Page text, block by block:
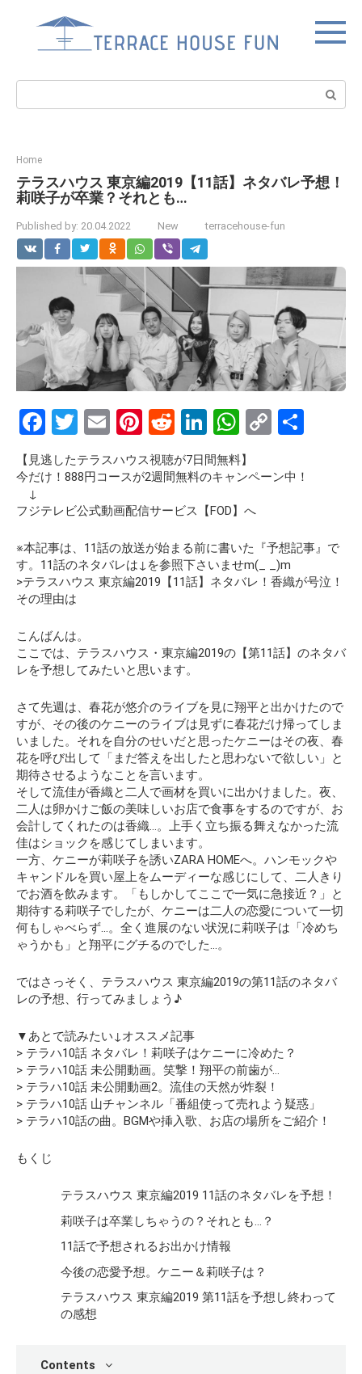
Search:
Home
テラスハウス 東京編2019【11話】ネタバレ予想！
莉咲子が卒業？それとも…
Published by: 20.04.2022 New terracehouse-fun
F
a
ce
b
o
o
k
T
wi
tt
er
E
m
ail
Pi
nt
er
es
t
R
e
d
di
t
Li
n
ke
dI
n
W
h
at
p
p
C
py
k
【見逃したテラスハウス視聴が7日間無料】
今だけ！888円コースが2週間無料のキャンペーン中！
↓
フジテレビ公式動画配信サービス【FOD】へ
※本記事は、11話の放送が始まる前に書いた『予想記事』で
す。11話のネタバレは↓を参照下さいませm(_ _)m
>テラスハウス 東京編2019【11話】ネタバレ！香織が号泣！
その理由は
こんばんは。
ここでは、テラスハウス・東京編2019の 【第11話】 のネタバ
レを予想 してみたいと思います。
さて先週は、春花が悠介のライブを見に翔平と出かけたので
すが、その後のケニーのライブは見ずに春花だけ帰ってしま
いました。それを自分のせいだと思ったケニーはその夜、春
花を呼び出して
「まだ答えを出したと思わないで欲しい」
と
期待させるようなことを言います。
そして流佳が香織と二人で画材を買いに出かけました。夜、
二人は卵かけご飯の美味しいお店で食事をするのですが、お
会計してくれたのは香織…。上手く立ち振る舞えなかった流
佳はショックを感じてしまいます。
一方、ケニーが莉咲子を誘いZARA HOMEへ。ハンモックや
キャンドルを買い屋上をムーディーな感じにして、二人きり
でお酒を飲みます。
「もしかしてここで一気に急接近？」
と
期待する莉咲子でしたが、ケニーは二人の恋愛について一切
何もしゃべらず…。全く進展のない状況に莉咲子は「冷めち
ゃうかも」と翔平にグチるのでした…。
ではさっそく、テラスハウス 東京編2019の第11話のネタバ
レの予想 、行ってみましょう♪
▼あとで読みたい↓オススメ記事
> テラハ10話 ネタバレ！莉咲子はケニーに冷めた？
> テラハ10話 未公開動画。笑撃！翔平の前歯が…
> テラハ10話 未公開動画2。流佳の天然が炸裂！
> テラハ10話 山チャンネル「番組使って売れよう疑惑」
> テラハ10話の曲。BGMや挿入歌、お店の場所をご紹介！
もくじ
テラスハウス 東京編2019 11話のネタバレを予想！
莉咲子は卒業しちゃうの？それとも…？
11話で予想されるお出かけ情報
今後の恋愛予想。ケニー＆莉咲子は？
テラスハウス 東京編2019 第11話を予想し終わって
の感想
Contents